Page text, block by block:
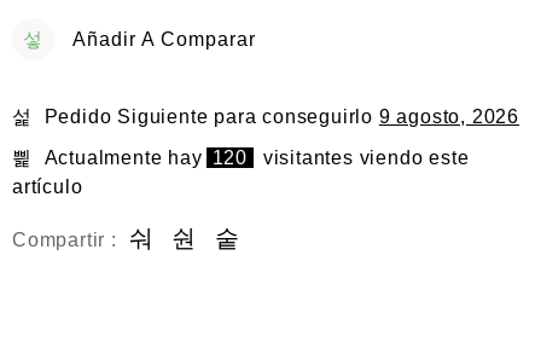
Añadir A Comparar
Pedido Siguiente para conseguirlo 9 agosto, 2026
Actualmente hay 120
visitantes viendo este
artículo
Compartir :